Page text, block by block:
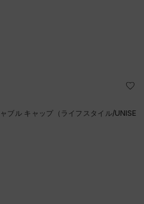
ブル キャップ（ライフスタイル/UNISE